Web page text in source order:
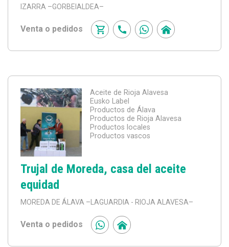
IZARRA –GORBEIALDEA–
Venta o pedidos
Aceite de Rioja Alavesa
Eusko Label
Productos de Álava
Productos de Rioja Alavesa
Productos locales
Productos vascos
Trujal de Moreda, casa del aceite
equidad
MOREDA DE ÁLAVA –LAGUARDIA - RIOJA ALAVESA–
Venta o pedidos